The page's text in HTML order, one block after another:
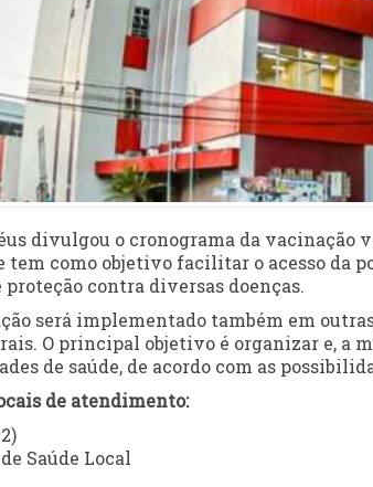
divulgou o cronograma da vacinação
tem como objetivo facilitar o acesso da
contra diversas doenças.
será implementado também em
O principal objetivo é organizar e, a
de saúde, de acordo com as
de atendimento:
Saúde Local